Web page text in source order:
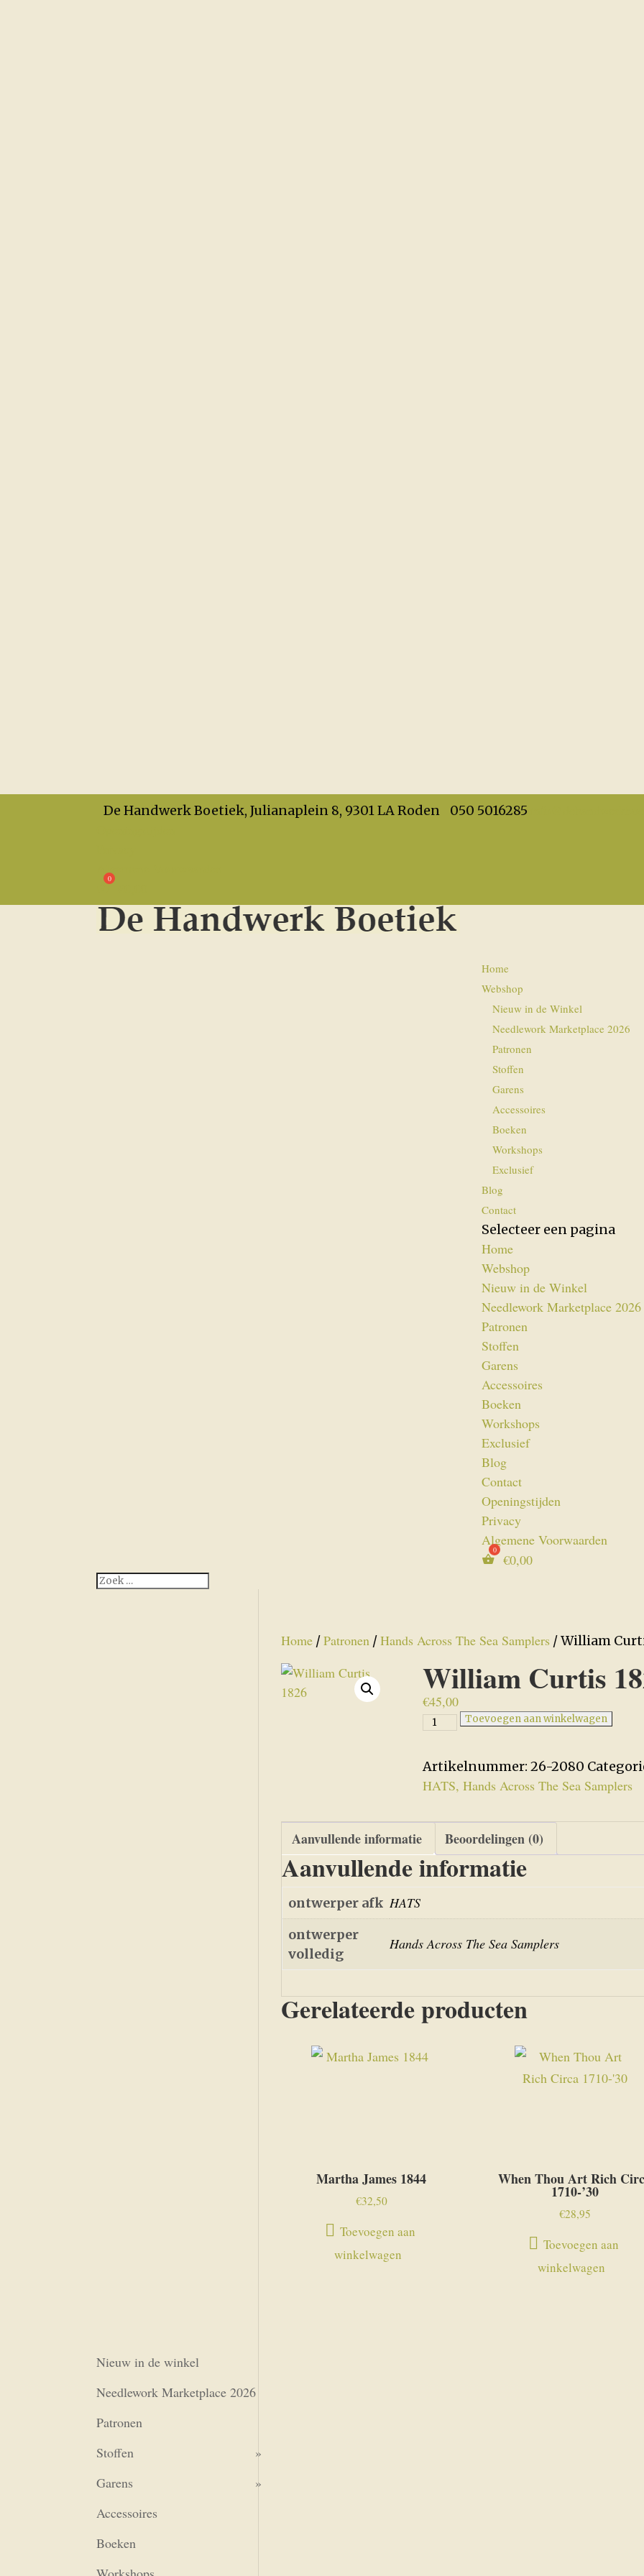
De Handwerk Boetiek, Julianaplein 8, 9301 LA Roden 050 5016285
Algemene Voorwaarden
Home
Webshop
Nieuw in de Winkel
Needlework Marketplace 2026
Patronen
Stoffen
Garens
Accessoires
Boeken
Workshops
Exclusief
Blog
Contact
Selecteer een pagina
Home
Webshop
Nieuw in de Winkel
Needlework Marketplace 2026
Patronen
Stoffen
Garens
Accessoires
Boeken
Workshops
Exclusief
Blog
Contact
Openingstijden
Privacy
Algemene Voorwaarden
€0,00
Home /Patronen /Hands Across The Sea Samplers / William
William Curtis
€45,00
William
1826
aantal
Toevoegen aan winkelwagen
Artikelnummer: 26-2080
HATS, Hands Across The Sea Samplers
Aanvullende informatie Beoordelingen (0)
Aanvullende informatie
ontwerper afk HATS
ontwerper
volledig
Hands Across The Sea Samplers
Gerelateerde producten
Martha James 1844
€32,50
Toevoegen aan
winkelwagen
When Thou Art Rich
1710-’30
€28,95
Toevoegen aan
winkelwagen
Nieuw in de winkel
Needlework Marketplace 2026
Patronen
Stoffen
Garens
Accessoires
Boeken